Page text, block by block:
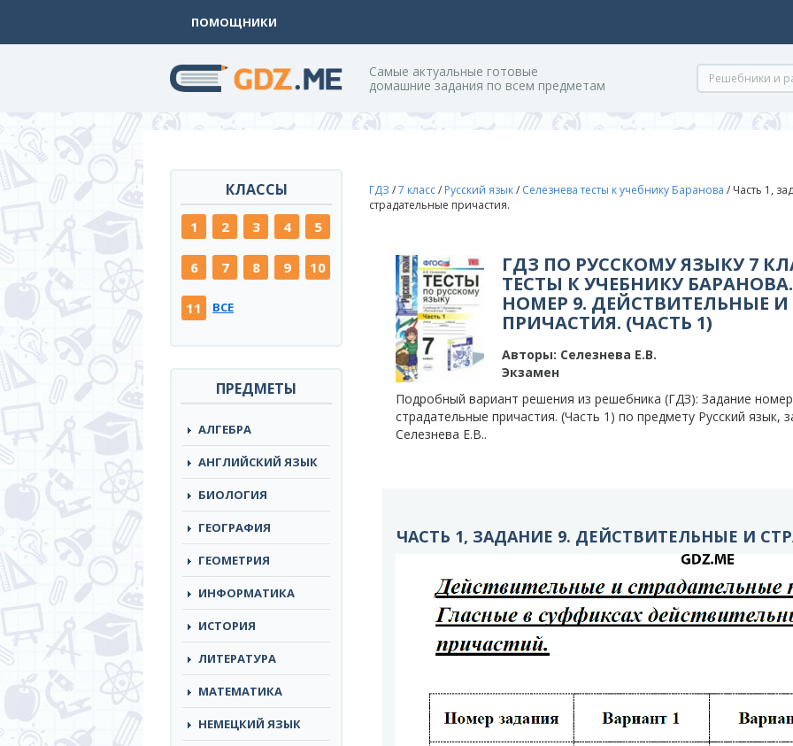
ПОМОЩНИКИ
Cамые актуальные готовые
домашние задания по всем предметам
КЛАССЫ
1 2 3 4 5
6 7 8 9 10
11 ВСЕ
ПРЕДМЕТЫ
АЛГЕБРА
АНГЛИЙСКИЙ ЯЗЫК
БИОЛОГИЯ
ГЕОГРАФИЯ
ГЕОМЕТРИЯ
ИНФОРМАТИКА
ИСТОРИЯ
ЛИТЕРАТУРА
МАТЕМАТИКА
НЕМЕЦКИЙ ЯЗЫК
ГДЗ /7 класс/ Русский язык/ Селезнева тесты к учебнику Баранова / Часть 1,
страдательные причастия.
ГДЗ ПО РУССКОМУ ЯЗЫКУ 7
ТЕСТЫ К УЧЕБНИКУ
НОМЕР 9. ДЕЙСТВИТЕЛЬНЫЕ
ПРИЧАСТИЯ. (ЧАСТЬ 1)
Авторы: Селезнева Е.В.
Экзамен
Подробный вариант решения из решебника (ГДЗ): Задание
страдательные причастия. (Часть 1) по предмету Русский язык,
Селезнева Е.В..
ЧАСТЬ 1, ЗАДАНИЕ 9. ДЕЙСТВИТЕЛЬНЫЕ И